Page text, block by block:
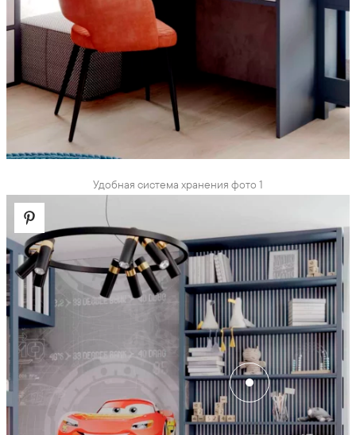
Удобная система хранения фото 1